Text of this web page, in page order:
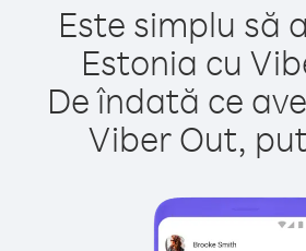
Este simplu să
Estonia cu
De îndată ce
Viber Out,